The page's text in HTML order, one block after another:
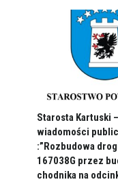
Starosta Kartuski
wiadomości
:”Rozbudowa
167038G przez
chodnika na